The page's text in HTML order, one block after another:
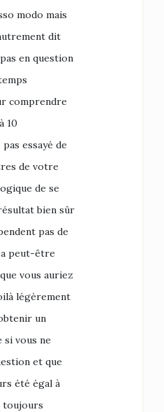
modo mais
dit
en question
comprendre
10
essayé de
de votre
de se
bien sûr
pas de
a peut-être
vous auriez
légèrement
un
vous ne
et que
été égal à
toujours